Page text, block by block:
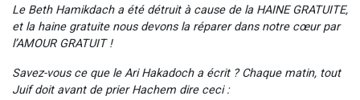
Le Beth Hamikdach a été détruit à cause de la HAINE GRATUITE,
et la haine gratuite nous devons la réparer dans notre cœur par
l’AMOUR GRATUIT !
Savez-vous ce que le Ari Hakadoch a écrit ? Chaque matin, tout
Juif doit avant de prier Hachem dire ceci :